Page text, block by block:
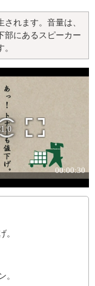
れます。音量は、
部にあるスピーカー
。
。